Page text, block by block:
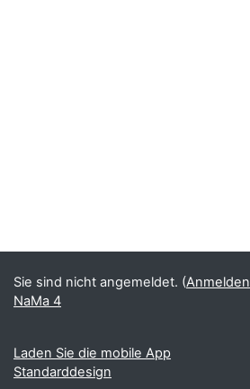
Sie sind nicht angemeldet. (Anmelden
NaMa 4
Laden Sie die mobile App
Standarddesign